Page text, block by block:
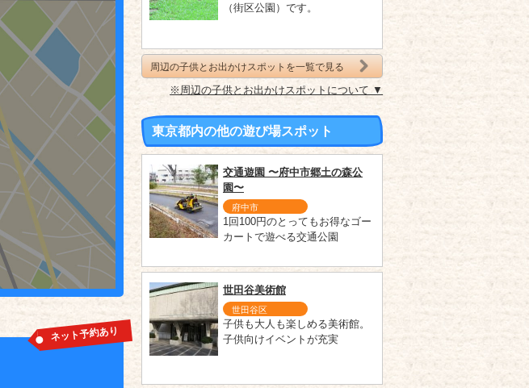
ネット予約あり
（街区公園）です。
周辺の子供とお出かけスポットを一覧で見る
※周辺の子供とお出かけスポットについて ▼
東京都内の他の遊び場スポット
交通遊園 〜府中市郷土の森公
園〜
府中市
1回100円のとってもお得なゴー
カートで遊べる交通公園
世田谷美術館
世田谷区
子供も大人も楽しめる美術館。
子供向けイベントが充実